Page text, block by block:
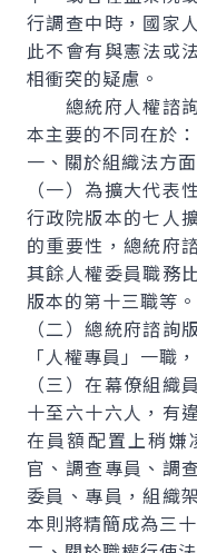
行調查中時，國家
此不會有與憲法或
相衝突的疑慮。
總統府人權諮詢
本主要的不同在於：
一、關於組織法方面
（一）為擴大代
行政院版本的七人
的重要性，總統府
其餘人權委員職務
版本的第十三職等。
（二）總統府諮詢
「人權專員」一職
（三）在幕僚組織
十至六十六人，有
在員額配置上稍嫌
官、調查專員、調
委員、專員，組織
本則將精簡成為三